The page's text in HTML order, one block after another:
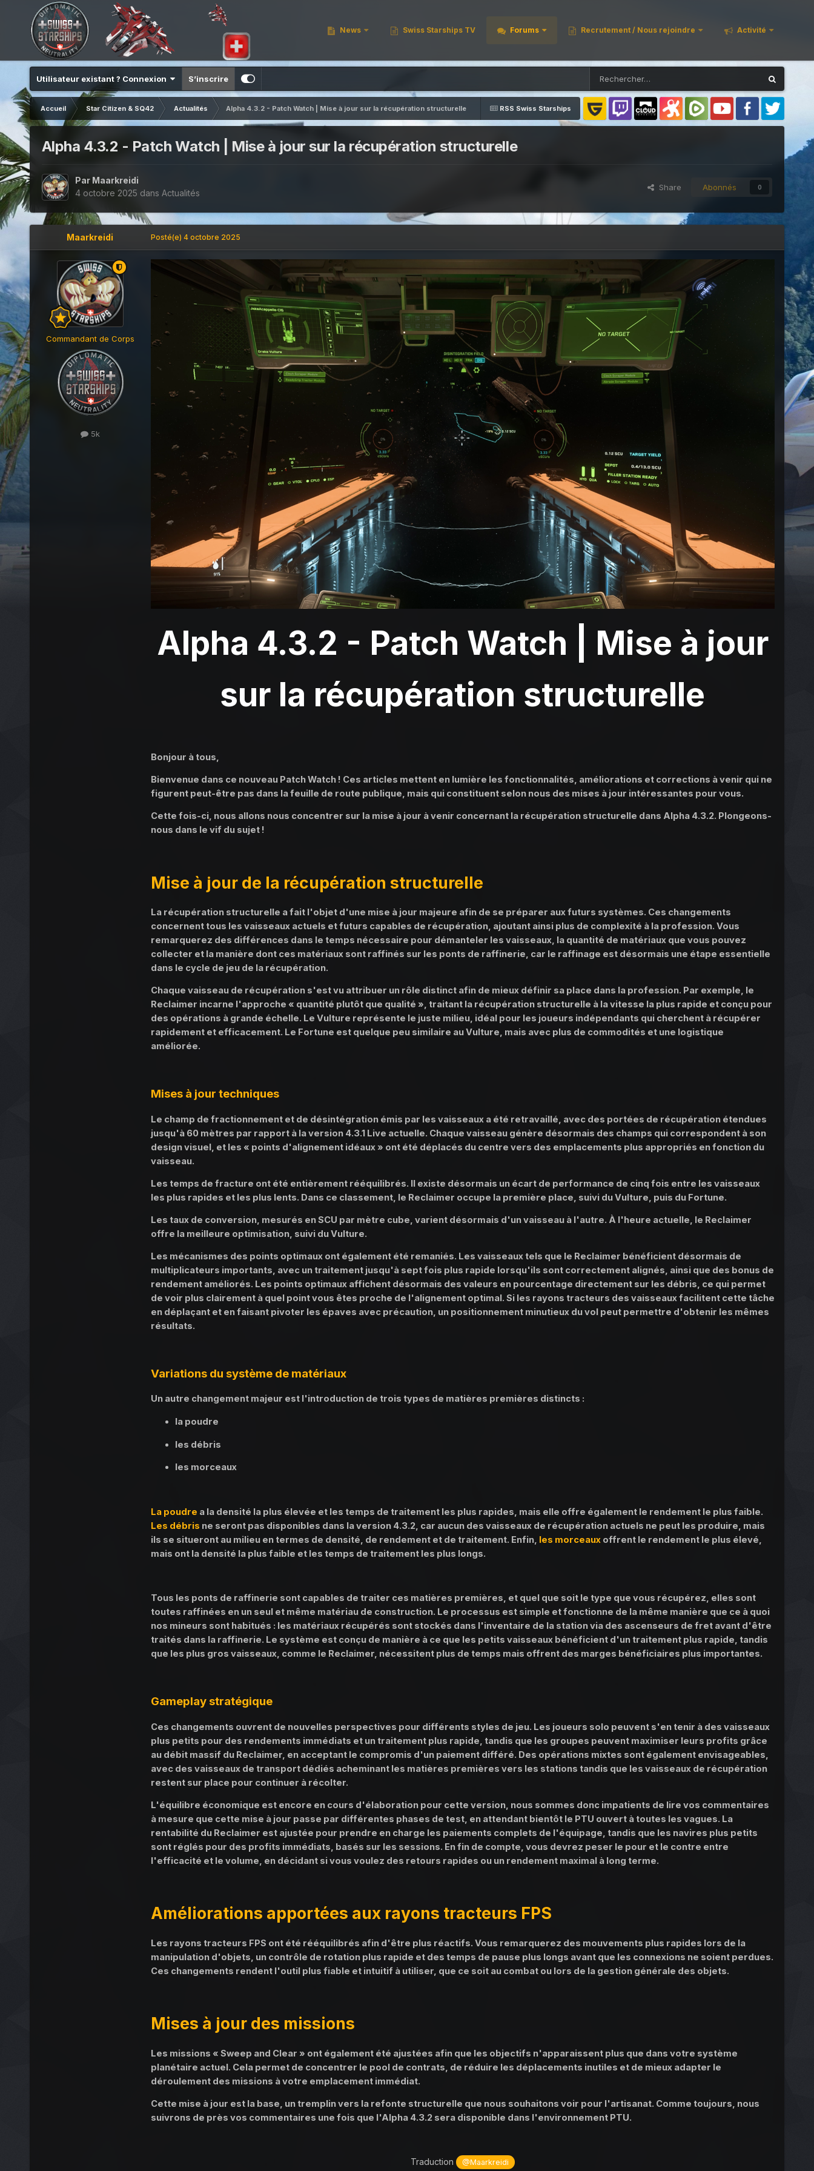
News Swiss Starships TV Forums Recrutement / Nous rejoindre Activité
Utilisateur existant ? Connexion S’inscrire
RSS Swiss Starships
Accueil Star Citizen & SQ42 Actualités Alpha 4.3.2 - Patch Watch | Mise à jour sur la récupération structurelle
Alpha 4.3.2 - Patch Watch | Mise à jour sur la récupération structurelle
Par Maarkreidi
4 octobre 2025 dans Actualités
Share Abonnés 0
Maarkreidi
Commandant de Corps
5k
Posté(e) 4 octobre 2025
Alpha 4.3.2 - Patch Watch | Mise à jour
sur la récupération structurelle
Bonjour à tous,
Bienvenue dans ce nouveau Patch Watch ! Ces articles mettent en lumière les fonctionnalités, améliorations et corrections à venir qui ne
figurent peut-être pas dans la feuille de route publique, mais qui constituent selon nous des mises à jour intéressantes pour vous.
Cette fois-ci, nous allons nous concentrer sur la mise à jour à venir concernant la récupération structurelle dans Alpha 4.3.2. Plongeons-
nous dans le vif du sujet !
Mise à jour de la récupération structurelle
La récupération structurelle a fait l'objet d'une mise à jour majeure afin de se préparer aux futurs systèmes. Ces changements
concernent tous les vaisseaux actuels et futurs capables de récupération, ajoutant ainsi plus de complexité à la profession. Vous
remarquerez des différences dans le temps nécessaire pour démanteler les vaisseaux, la quantité de matériaux que vous pouvez
collecter et la manière dont ces matériaux sont raffinés sur les ponts de raffinerie, car le raffinage est désormais une étape essentielle
dans le cycle de jeu de la récupération.
Chaque vaisseau de récupération s'est vu attribuer un rôle distinct afin de mieux définir sa place dans la profession. Par exemple, le
Reclaimer incarne l'approche « quantité plutôt que qualité », traitant la récupération structurelle à la vitesse la plus rapide et conçu pour
des opérations à grande échelle. Le Vulture représente le juste milieu, idéal pour les joueurs indépendants qui cherchent à récupérer
rapidement et efficacement. Le Fortune est quelque peu similaire au Vulture, mais avec plus de commodités et une logistique
améliorée.
Mises à jour techniques
Le champ de fractionnement et de désintégration émis par les vaisseaux a été retravaillé, avec des portées de récupération étendues
jusqu'à 60 mètres par rapport à la version 4.3.1 Live actuelle. Chaque vaisseau génère désormais des champs qui correspondent à son
design visuel, et les « points d'alignement idéaux » ont été déplacés du centre vers des emplacements plus appropriés en fonction du
vaisseau.
Les temps de fracture ont été entièrement rééquilibrés. Il existe désormais un écart de performance de cinq fois entre les vaisseaux
les plus rapides et les plus lents. Dans ce classement, le Reclaimer occupe la première place, suivi du Vulture, puis du Fortune.
Les taux de conversion, mesurés en SCU par mètre cube, varient désormais d'un vaisseau à l'autre. À l'heure actuelle, le Reclaimer
offre la meilleure optimisation, suivi du Vulture.
Les mécanismes des points optimaux ont également été remaniés. Les vaisseaux tels que le Reclaimer bénéficient désormais de
multiplicateurs importants, avec un traitement jusqu'à sept fois plus rapide lorsqu'ils sont correctement alignés, ainsi que des bonus de
rendement améliorés. Les points optimaux affichent désormais des valeurs en pourcentage directement sur les débris, ce qui permet
de voir plus clairement à quel point vous êtes proche de l'alignement optimal. Si les rayons tracteurs des vaisseaux facilitent cette tâche
en déplaçant et en faisant pivoter les épaves avec précaution, un positionnement minutieux du vol peut permettre d'obtenir les mêmes
résultats.
Variations du système de matériaux
Un autre changement majeur est l'introduction de trois types de matières premières distincts :
la poudre
les débris
les morceaux
La poudre a la densité la plus élevée et les temps de traitement les plus rapides, mais elle offre également le rendement le plus faible.
Les débris ne seront pas disponibles dans la version 4.3.2, car aucun des vaisseaux de récupération actuels ne peut les produire, mais
ils se situeront au milieu en termes de densité, de rendement et de traitement. Enfin, les morceauxoffrent le rendement le plus élevé,
mais ont la densité la plus faible et les temps de traitement les plus longs.
Tous les ponts de raffinerie sont capables de traiter ces matières premières, et quel que soit le type que vous récupérez, elles sont
toutes raffinées en un seul et même matériau de construction. Le processus est simple et fonctionne de la même manière que ce à quoi
nos mineurs sont habitués : les matériaux récupérés sont stockés dans l'inventaire de la station via des ascenseurs de fret avant d'être
traités dans la raffinerie. Le système est conçu de manière à ce que les petits vaisseaux bénéficient d'un traitement plus rapide, tandis
que les plus gros vaisseaux, comme le Reclaimer, nécessitent plus de temps mais offrent des marges bénéficiaires plus importantes.
Gameplay stratégique
Ces changements ouvrent de nouvelles perspectives pour différents styles de jeu. Les joueurs solo peuvent s'en tenir à des vaisseaux
plus petits pour des rendements immédiats et un traitement plus rapide, tandis que les groupes peuvent maximiser leurs profits grâce
au débit massif du Reclaimer, en acceptant le compromis d'un paiement différé. Des opérations mixtes sont également envisageables,
avec des vaisseaux de transport dédiés acheminant les matières premières vers les stations tandis que les vaisseaux de récupération
restent sur place pour continuer à récolter.
L'équilibre économique est encore en cours d'élaboration pour cette version, nous sommes donc impatients de lire vos commentaires
à mesure que cette mise à jour passe par différentes phases de test, en attendant bientôt le PTU ouvert à toutes les vagues. La
rentabilité du Reclaimer est ajustée pour prendre en charge les paiements complets de l'équipage, tandis que les navires plus petits
sont réglés pour des profits immédiats, basés sur les sessions. En fin de compte, vous devrez peser le pour et le contre entre
l'efficacité et le volume, en décidant si vous voulez des retours rapides ou un rendement maximal à long terme.
Améliorations apportées aux rayons tracteurs FPS
Les rayons tracteurs FPS ont été rééquilibrés afin d'être plus réactifs. Vous remarquerez des mouvements plus rapides lors de la
manipulation d'objets, un contrôle de rotation plus rapide et des temps de pause plus longs avant que les connexions ne soient perdues.
Ces changements rendent l'outil plus fiable et intuitif à utiliser, que ce soit au combat ou lors de la gestion générale des objets.
Mises à jour des missions
Les missions « Sweep and Clear » ont également été ajustées afin que les objectifs n'apparaissent plus que dans votre système
planétaire actuel. Cela permet de concentrer le pool de contrats, de réduire les déplacements inutiles et de mieux adapter le
déroulement des missions à votre emplacement immédiat.
Cette mise à jour est la base, un tremplin vers la refonte structurelle que nous souhaitons voir pour l'artisanat. Comme toujours, nous
suivrons de près vos commentaires une fois que l'Alpha 4.3.2 sera disponible dans l'environnement PTU.
Traduction @Maarkreidi